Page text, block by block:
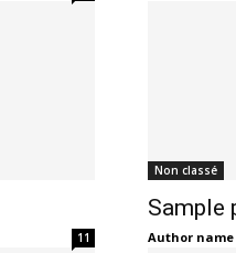
11
Non classé
Sample
Author name